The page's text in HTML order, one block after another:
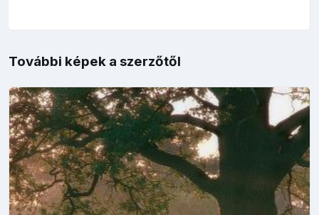
További képek a szerzőtől